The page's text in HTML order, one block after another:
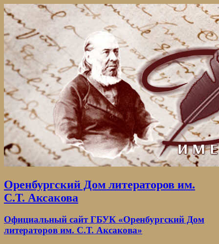
Оренбургский Дом литераторов им.
С.Т. Аксакова
Официальный сайт ГБУК «Оренбургский Дом
литераторов им. С.Т. Аксакова»